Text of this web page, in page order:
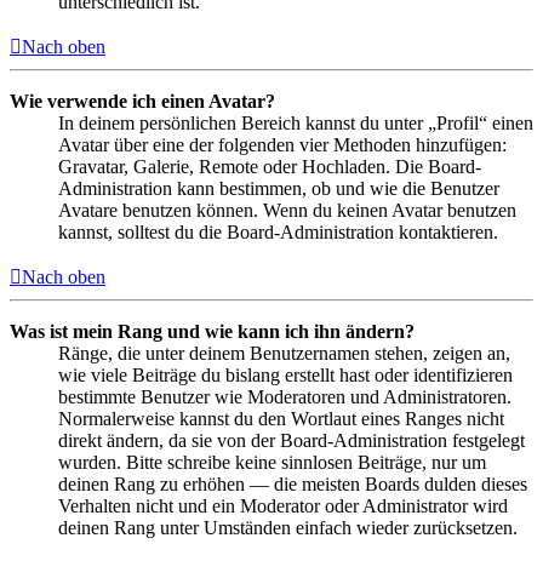
Nach oben
Wie verwende ich einen Avatar?
In deinem persönlichen Bereich kannst du unter „Profil“ einen
Avatar über eine der folgenden vier Methoden hinzufügen:
Gravatar, Galerie, Remote oder Hochladen. Die Board-
Administration kann bestimmen, ob und wie die Benutzer
Avatare benutzen können. Wenn du keinen Avatar benutzen
kannst, solltest du die Board-Administration kontaktieren.
Nach oben
Was ist mein Rang und wie kann ich ihn ändern?
Ränge, die unter deinem Benutzernamen stehen, zeigen an,
wie viele Beiträge du bislang erstellt hast oder identifizieren
bestimmte Benutzer wie Moderatoren und Administratoren.
Normalerweise kannst du den Wortlaut eines Ranges nicht
direkt ändern, da sie von der Board-Administration festgelegt
wurden. Bitte schreibe keine sinnlosen Beiträge, nur um
deinen Rang zu erhöhen — die meisten Boards dulden dieses
Verhalten nicht und ein Moderator oder Administrator wird
deinen Rang unter Umständen einfach wieder zurücksetzen.